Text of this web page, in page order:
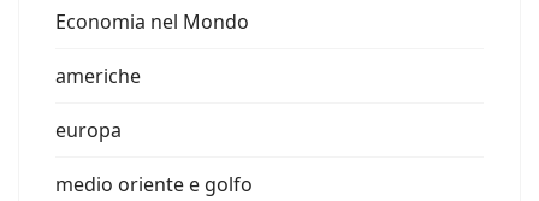
Economia nel Mondo
americhe
europa
medio oriente e golfo